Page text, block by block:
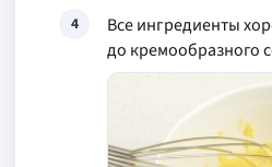
4
Все ингредиенты
до кремообразного